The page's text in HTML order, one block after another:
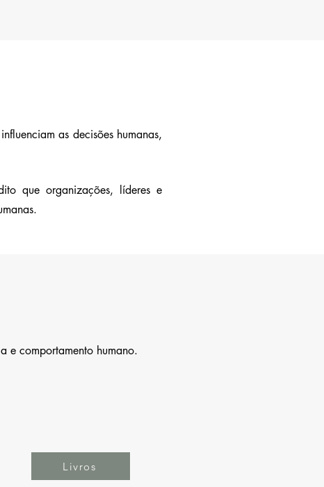
as decisões humanas,
que organizações, líderes e
e comportamento humano.
Livros